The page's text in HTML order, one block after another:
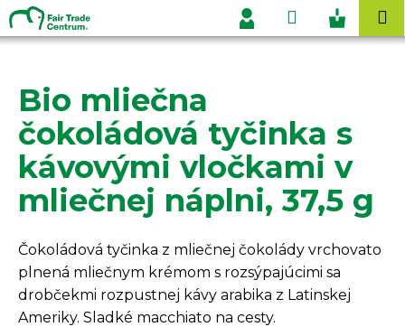
Prejsť
na
obsah
Hľadať
Prihlásenie
Bio mliečna
čokoládová tyčinka s
kávovými vločkami v
mliečnej náplni, 37,5 g
Čokoládová tyčinka z mliečnej čokolády vrchovato
plnená mliečnym krémom s rozsýpajúcimi sa
drobčekmi rozpustnej kávy arabika z Latinskej
Ameriky. Sladké macchiato na cesty.
K
o
Späť
Späť
Č
o
p
o
t
r
e
b
u
j